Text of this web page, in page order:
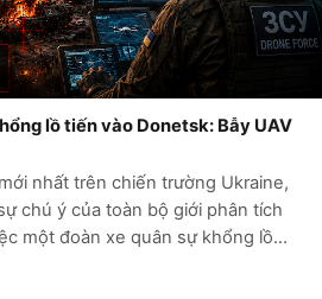
lồ tiến vào Donetsk: Bẫy UAV
nhất trên chiến trường Ukraine,
chú ý của toàn bộ giới phân tích
một đoàn xe quân sự khổng lồ